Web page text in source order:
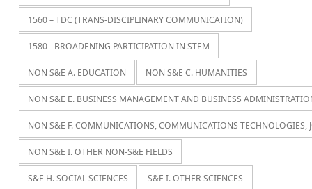
1560 – TDC (TRANS-DISCIPLINARY COMMUNICATION)
1580 - BROADENING PARTICIPATION IN STEM
NON S&E A. EDUCATION NON S&E C. HUMANITIES
NON S&E E. BUSINESS MANAGEMENT AND BUSINESS
NON S&E F. COMMUNICATIONS, COMMUNICATIONS TECHNOLOGIES,
NON S&E I. OTHER NON-S&E FIELDS
S&E H. SOCIAL SCIENCES S&E I. OTHER SCIENCES